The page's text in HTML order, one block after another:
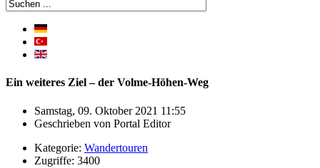
Ein weiteres Ziel – der Volme-Höhen-Weg
Samstag, 09. Oktober 2021 11:55
Geschrieben von Portal Editor
Kategorie: Wandertouren
Zugriffe: 3400